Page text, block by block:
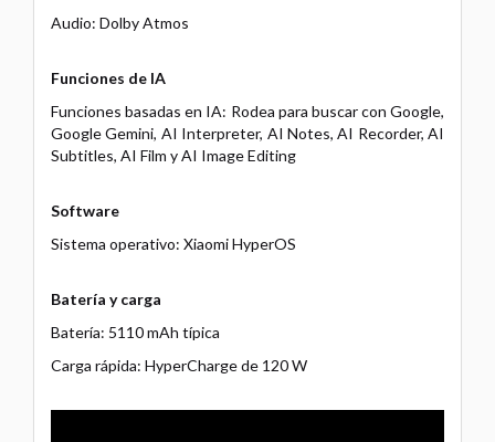
Audio: Dolby Atmos
Funciones de IA
Funciones basadas en IA: Rodea para buscar con Google,
Google Gemini, AI Interpreter, AI Notes, AI Recorder, AI
Subtitles, AI Film y AI Image Editing
Software
Sistema operativo: Xiaomi HyperOS
Batería y carga
Batería: 5110 mAh típica
Carga rápida: HyperCharge de 120 W